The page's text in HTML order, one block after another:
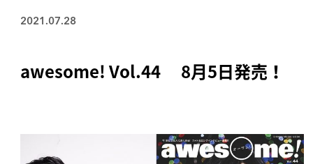
2021.07.28
awesome! Vol.44 8月5日発売！